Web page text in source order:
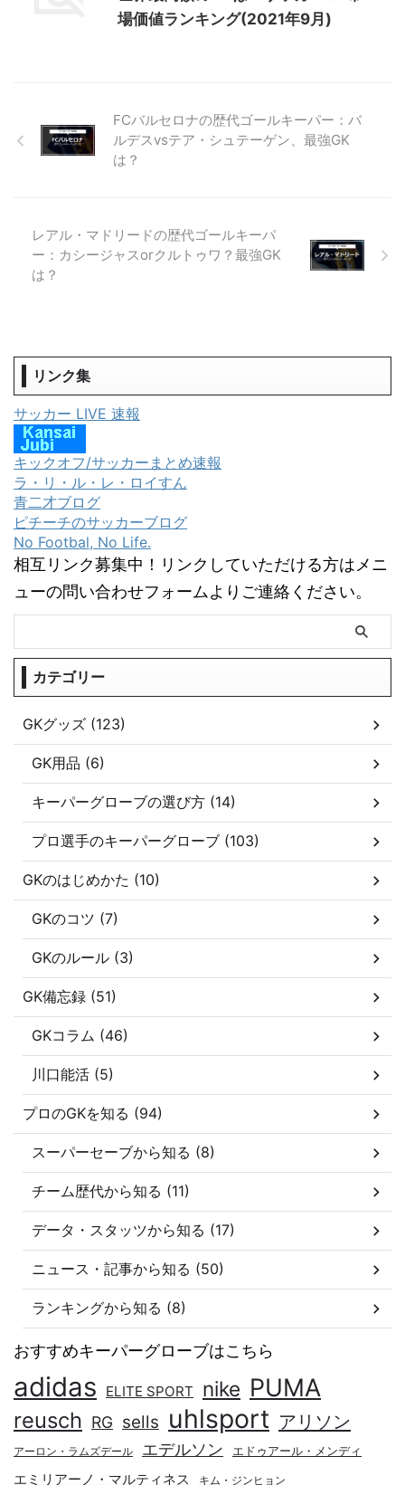
場価値ランキング(2021年9月)
FCバルセロナの歴代ゴールキーパー：バ
ルデスvsテア・シュテーゲン、最強GK
は？
レアル・マドリードの歴代ゴールキーパ
ー：カシージャスorクルトゥワ？最強GK
は？
リンク集
サッカー LIVE 速報
キックオフ/サッカーまとめ速報
ラ・リ・ル・レ・ロイすん
青二才ブログ
ピチーチのサッカーブログ
No Footbal, No Life.
相互リンク募集中！リンクしていただける方はメニ
ューの問い合わせフォームよりご連絡ください。
カテゴリー
GKグッズ (123)
GK用品 (6)
キーパーグローブの選び方 (14)
プロ選手のキーパーグローブ (103)
GKのはじめかた (10)
GKのコツ (7)
GKのルール (3)
GK備忘録 (51)
GKコラム (46)
川口能活 (5)
プロのGKを知る (94)
スーパーセーブから知る (8)
チーム歴代から知る (11)
データ・スタッツから知る (17)
ニュース・記事から知る (50)
ランキングから知る (8)
おすすめキーパーグローブはこちら
adidas ELITE SPORT nike PUMA
reusch RG sells uhlsport アリソン
アーロン・ラムズデール エデルソン エドゥアール・メンディ
エミリアーノ・マルティネス キム・ジンヒョン